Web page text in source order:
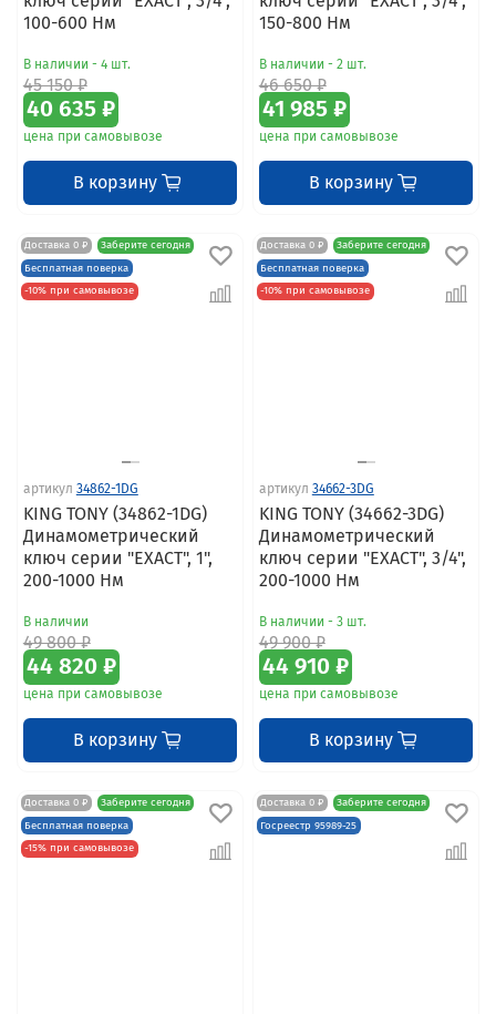
100-600 Hм
В наличии - 4 шт.
45 150 ₽
40 635 ₽
цена при самовывозе
В корзину
150-800 Нм
В наличии - 2 шт.
46 650 ₽
41 985 ₽
цена при самовывозе
В корзину
Доставка 0 ₽
Заберите сегодня
Бесплатная поверка
-10% при самовывозе
артикул 34862-1DG
KING TONY (34862-1DG)
Динамометрический
ключ серии "EXACT", 1",
200-1000 Нм
В наличии
49 800 ₽
44 820 ₽
цена при самовывозе
В корзину
Доставка 0 ₽
Заберите сегодня
Бесплатная поверка
-10% при самовывозе
артикул 34662-3DG
KING TONY (34662-3DG)
Динамометрический
ключ серии "EXACT", 3/4",
200-1000 Hм
В наличии - 3 шт.
49 900 ₽
44 910 ₽
цена при самовывозе
В корзину
Доставка 0 ₽
Заберите сегодня
Бесплатная поверка
-15% при самовывозе
Доставка 0 ₽
Заберите сегодня
Госреестр 95989-25